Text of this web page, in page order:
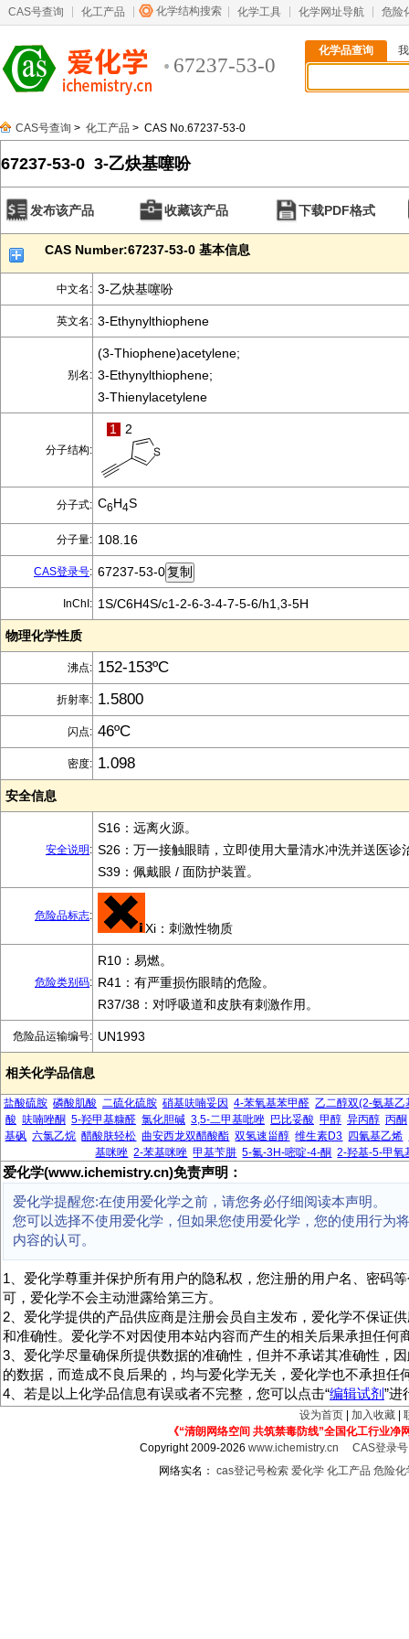
CAS号查询 化工产品 化学结构搜索 化学工具 化学网址导航 危险
67237-53-0
化学品查询
CAS号查询 > 化工产品 > CAS No.67237-53-0
67237-53-0 3-乙炔基噻吩
发布该产品 收藏该产品 下载PDF格式
CAS Number:67237-53-0 基本信息
中文名: 3-乙炔基噻吩
英文名: 3-Ethynylthiophene
别名:
(3-Thiophene)acetylene;
3-Ethynylthiophene;
3-Thienylacetylene
分子结构:
1 2
分子式: C6H4S
分子量: 108.16
CAS登录号: 67237-53-0
InChI: 1S/C6H4S/c1-2-6-3-4-7-5-6/h1,3-5H
物理化学性质
沸点: 152-153ºC
折射率: 1.5800
闪点: 46ºC
密度: 1.098
安全信息
安全说明 :
S16：远离火源。
S26：万一接触眼睛，立即使用大量清水冲洗并送医诊
S39：佩戴眼 / 面防护装置。
危险品标志:
Xi：刺激性物质
危险类别码:
R10：易燃。
R41：有严重损伤眼睛的危险。
R37/38：对呼吸道和皮肤有刺激作用。
危险品运输编号: UN1993
相关化学品信息
盐酸硫胺 磷酸肌酸 二硫化硫胺 硝基呋喃妥因 4-苯氧基苯甲醛 乙二醇双(2-氨基乙
酸 呋喃唑酮 5-羟甲基糠醛 氯化胆碱 3,5-二甲基吡唑 巴比妥酸 甲醇 异丙醇 丙酮
基砜 六氯乙烷 醋酸肤轻松 曲安西龙双醋酸酯 双氢速甾醇 维生素D3 四氰基乙烯
基咪唑 2-苯基咪唑 甲基苄肼 5-氟-3H-嘧啶-4-酮 2-羟基-5-甲氧
爱化学(www.ichemistry.cn)免责声明：
爱化学提醒您:在使用爱化学之前，请您务必仔细阅读本声明。
您可以选择不使用爱化学，但如果您使用爱化学，您的使用行为
内容的认可。
1、爱化学尊重并保护所有用户的隐私权，您注册的用户名、密码
可，爱化学不会主动泄露给第三方。
2、爱化学提供的产品供应商是注册会员自主发布，爱化学不保证
和准确性。爱化学不对因使用本站内容而产生的相关后果承担任何
3、爱化学尽量确保所提供数据的准确性，但并不承诺其准确性，
的数据，而造成不良后果的，均与爱化学无关，爱化学也不承担任
4、若是以上化学品信息有误或者不完整，您可以点击“编辑试剂”进
设为首页 加入收藏
《“清朗网络空间 共筑禁毒防线”全国化工行业净
Copyright 2009-2026www.ichemistry.cn
CAS登录
网络实名： cas登记号检索 爱化学 化工产品 危险化